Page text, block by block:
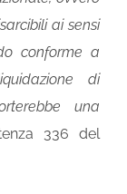
ai sensi
conforme a
di
una
336 del